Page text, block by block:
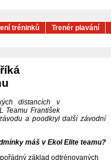
tréninků Trenér plavání
distancích v
Teamu František
a poodkryl další závodní
máš v Ekol Elite teamu?
základ odtrénovaných